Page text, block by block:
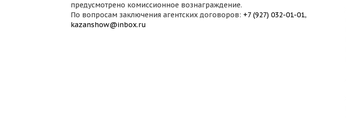
предусмотрено комиссионное вознаграждение.
По вопросам заключения агентских договоров: +7 (927) 032-01-01,
kazanshow@inbox.ru